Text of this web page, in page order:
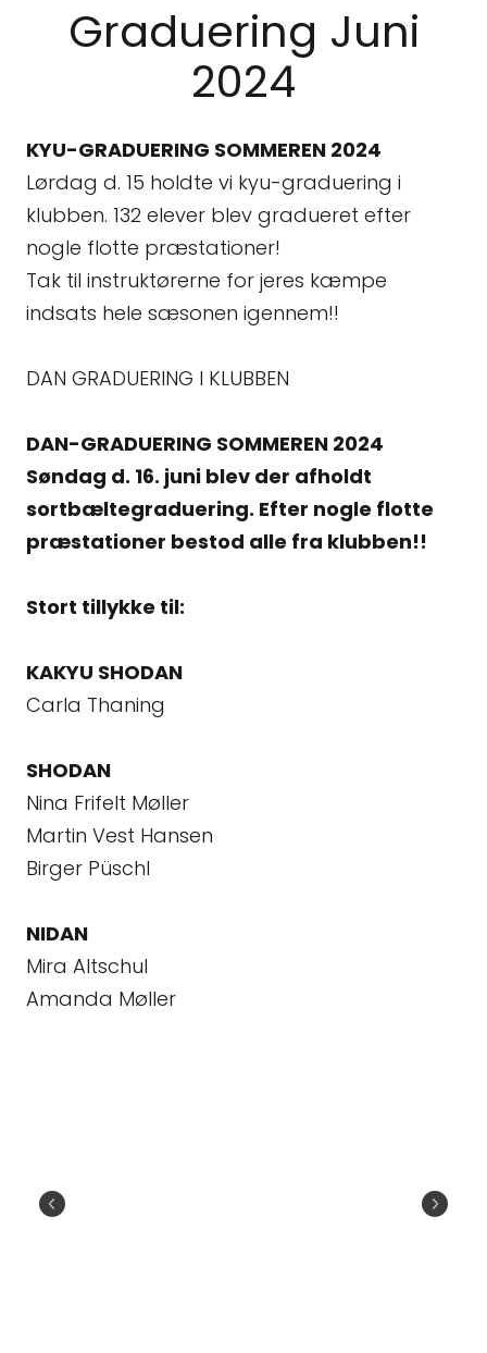
Graduering Juni
2024
KYU-GRADUERING SOMMEREN 2024
Lørdag d. 15 holdte vi kyu-graduering i
klubben. 132 elever blev gradueret efter
nogle flotte præstationer!
Tak til instruktørerne for jeres kæmpe
indsats hele sæsonen igennem!!
DAN GRADUERING I KLUBBEN
DAN-GRADUERING SOMMEREN 2024
Søndag d. 16. juni blev der afholdt
sortbæltegraduering. Efter nogle flotte
præstationer bestod alle fra klubben!!
Stort tillykke til:
KAKYU SHODAN
Carla Thaning
SHODAN
Nina Frifelt Møller
Martin Vest Hansen
Birger Püschl
NIDAN
Mira Altschul
Amanda Møller